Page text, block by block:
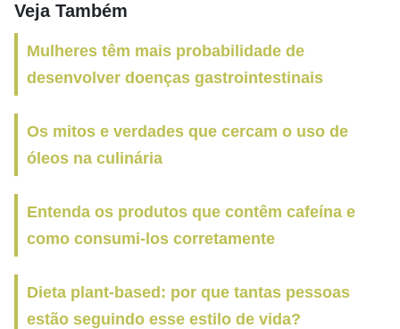
Veja Também
Mulheres têm mais probabilidade de
desenvolver doenças gastrointestinais
Os mitos e verdades que cercam o uso de
óleos na culinária
Entenda os produtos que contêm cafeína e
como consumi-los corretamente
Dieta plant-based: por que tantas pessoas
estão seguindo esse estilo de vida?